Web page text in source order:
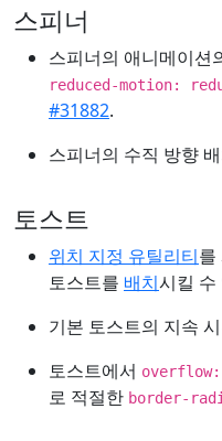
스피너
스피너의 애니메이션
reduced-motion:
#31882.
스피너의 수직 방향
토스트
위치 지정 유틸리티를
토스트를 배치시킬 수
기본 토스트의 지속
토스트에서
로 적절한 border-